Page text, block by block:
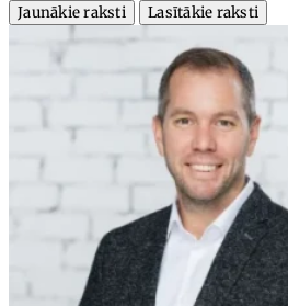
Jaunākie raksti
Lasītākie raksti